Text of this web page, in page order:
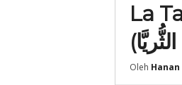
La
Oleh Hanan